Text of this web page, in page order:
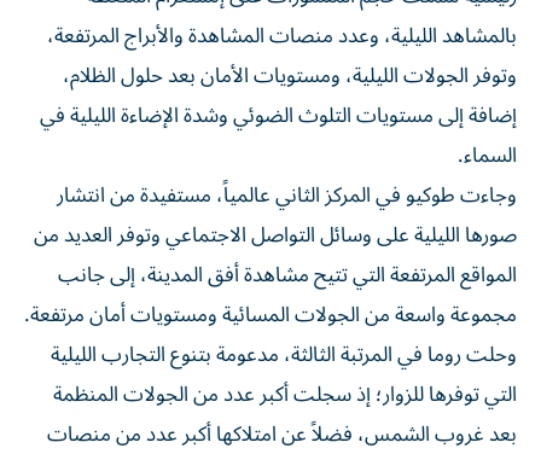
بالمشاهد الليلية، وعدد منصات المشاهدة والأبراج المرتفعة،
وتوفر الجولات الليلية، ومستويات الأمان بعد حلول الظلام،
إضافة إلى مستويات التلوث الضوئي وشدة الإضاءة الليلية في
السماء.
وجاءت طوكيو في المركز الثاني عالمياً، مستفيدة من انتشار
صورها الليلية على وسائل التواصل الاجتماعي وتوفر العديد من
المواقع المرتفعة التي تتيح مشاهدة أفق المدينة، إلى جانب
مجموعة واسعة من الجولات المسائية ومستويات أمان مرتفعة.
وحلت روما في المرتبة الثالثة، مدعومة بتنوع التجارب الليلية
التي توفرها للزوار؛ إذ سجلت أكبر عدد من الجولات المنظمة
بعد غروب الشمس، فضلاً عن امتلاكها أكبر عدد من منصات